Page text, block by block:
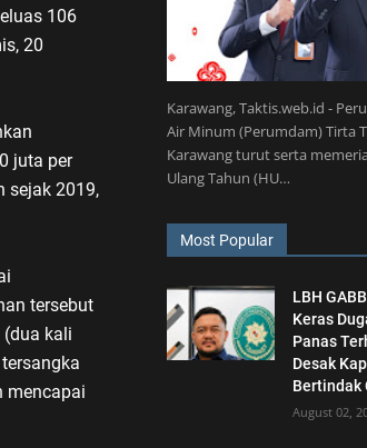
106
20
juta per
sejak 2019,
tersebut
kali
mencapai
Karawang, Taktis.web.id -
Air Minum (Perumdam) Tirta
Karawang turut serta
Ulang Tahun (HU…
Most Popular
LBH
Keras
Panas
Desak
Bertindak
August 02,